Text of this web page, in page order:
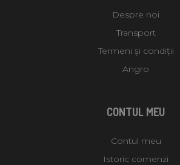
Despre noi
Transport
Termeni și condiții
Angro
CONTUL MEU
Contul meu
Istoric comenzi